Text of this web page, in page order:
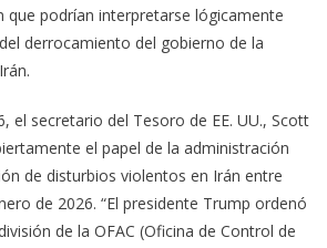
que podrían interpretarse lógicamente
derrocamiento del gobierno de la
el secretario del Tesoro de EE. UU., Scott
el papel de la administración
de disturbios violentos en Irán entre
de 2026. “El presidente Trump ordenó
de la OFAC (Oficina de Control de